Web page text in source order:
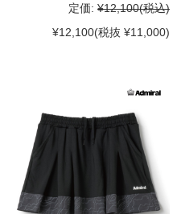
定価: ¥12,100(税込)
¥12,100(税抜 ¥11,000)